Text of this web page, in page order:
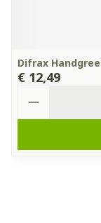
Difrax
€ 12,49